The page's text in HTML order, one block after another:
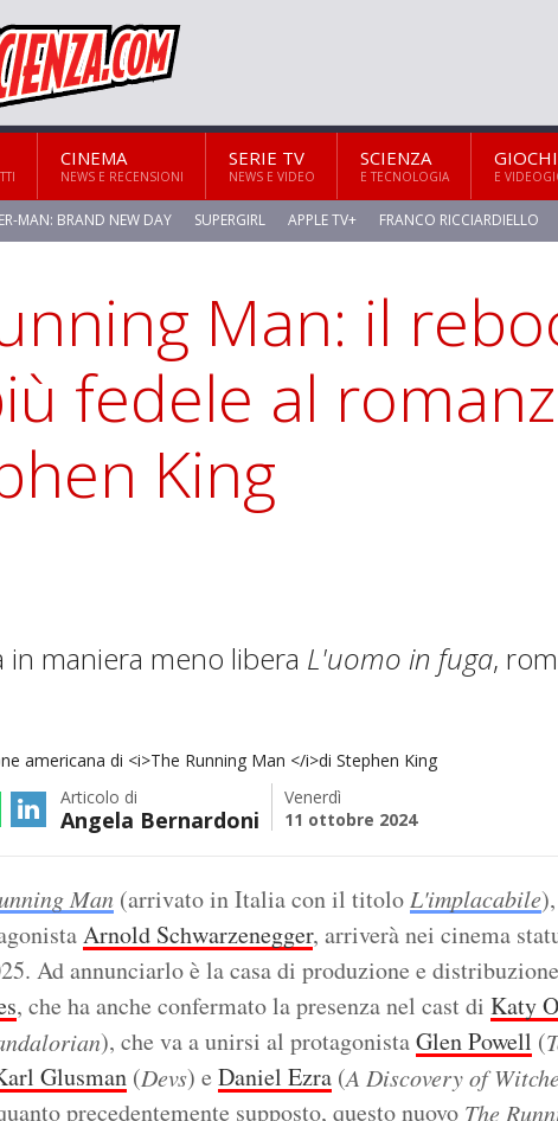
CINEMA
NEWS E RECENSIONI
SERIE TV
NEWS E VIDEO
SCIENZA
E TECNOLOGIA
GIOCHI
E
MAN: BRAND NEW DAY SUPERGIRL APPLE TV+ FRANCO RICCIARDIELLO
Man: il
fedele al
King
in maniera meno libera L'uomo in fuga,
Articolo di
Angela Bernardoni
Venerdì
11 ottobre 2024
Man (arrivato in Italia con il titoloL'implacabile
Arnold Schwarzenegger, arriverà nei cinema
Ad annunciarlo è la casa di produzione e distribuzione
, che ha anche confermato la presenza nel cast di Katy
), che va a unirsi al protagonistaGlen Powell (
Glusman (Devs) e Daniel Ezra (A Discovery of
precedentemente supposto, questo nuovo The